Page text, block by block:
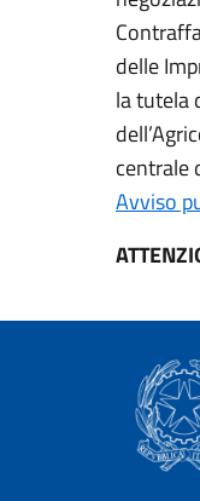
delle
la tutela
centrale
Avviso